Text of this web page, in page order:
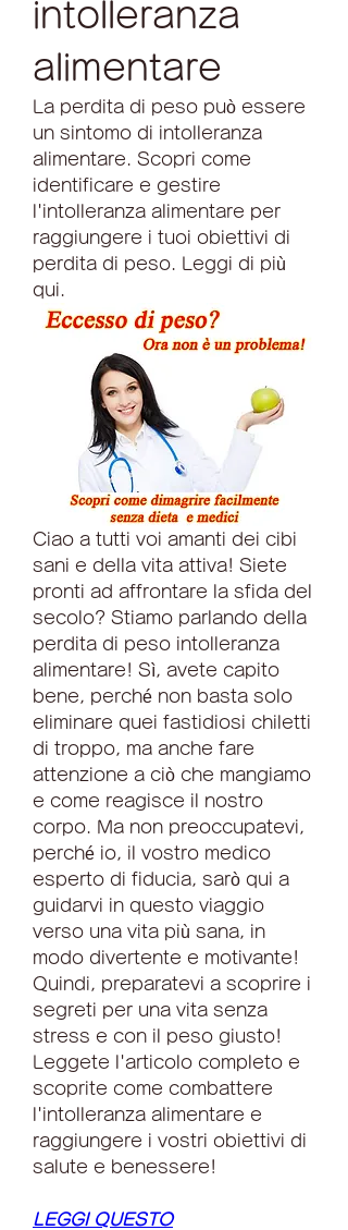
intolleranza
alimentare
La perdita di peso può essere
un sintomo di intolleranza
alimentare. Scopri come
identificare e gestire
l'intolleranza alimentare per
raggiungere i tuoi obiettivi di
perdita di peso. Leggi di più
qui.
Ciao a tutti voi amanti dei cibi
sani e della vita attiva! Siete
pronti ad affrontare la sfida del
secolo? Stiamo parlando della
perdita di peso intolleranza
alimentare! Sì, avete capito
bene, perché non basta solo
eliminare quei fastidiosi chiletti
di troppo, ma anche fare
attenzione a ciò che mangiamo
e come reagisce il nostro
corpo. Ma non preoccupatevi,
perché io, il vostro medico
esperto di fiducia, sarò qui a
guidarvi in questo viaggio
verso una vita più sana, in
modo divertente e motivante!
Quindi, preparatevi a scoprire i
segreti per una vita senza
stress e con il peso giusto!
Leggete l'articolo completo e
scoprite come combattere
l'intolleranza alimentare e
raggiungere i vostri obiettivi di
salute e benessere!
LEGGI QUESTO